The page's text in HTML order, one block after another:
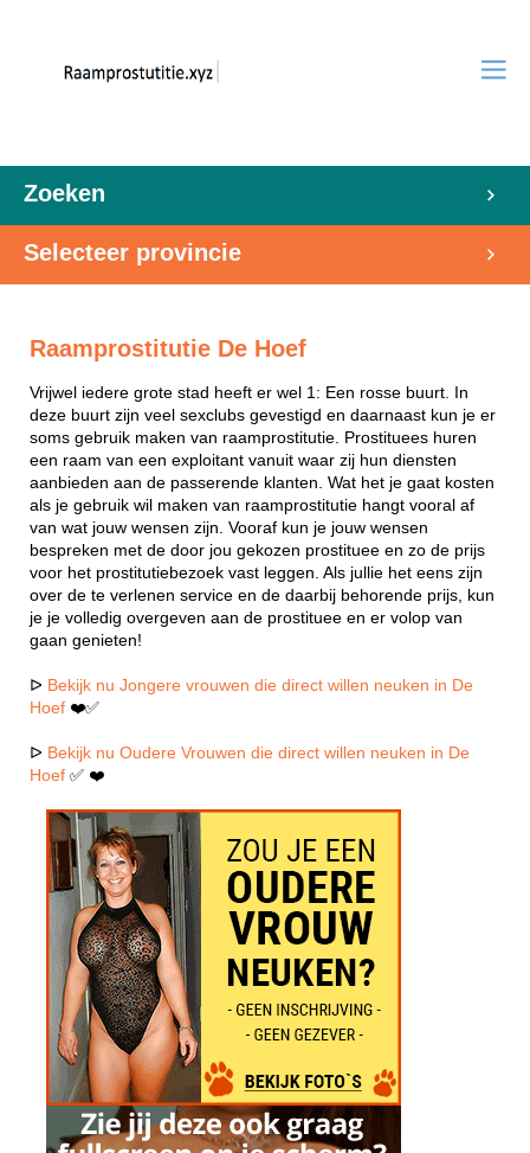
Zoeken
Selecteer provincie
Raamprostitutie De Hoef
Vrijwel iedere grote stad heeft er wel 1: Een rosse buurt. In
deze buurt zijn veel sexclubs gevestigd en daarnaast kun je er
soms gebruik maken van raamprostitutie. Prostituees huren
een raam van een exploitant vanuit waar zij hun diensten
aanbieden aan de passerende klanten. Wat het je gaat kosten
als je gebruik wil maken van raamprostitutie hangt vooral af
van wat jouw wensen zijn. Vooraf kun je jouw wensen
bespreken met de door jou gekozen prostituee en zo de prijs
voor het prostitutiebezoek vast leggen. Als jullie het eens zijn
over de te verlenen service en de daarbij behorende prijs, kun
je je volledig overgeven aan de prostituee en er volop van
gaan genieten!
ᐅ Bekijk nu Jongere vrouwen die direct willen neuken in De
Hoef ❤️✅
ᐅ Bekijk nu Oudere Vrouwen die direct willen neuken in De
Hoef ✅ ❤️